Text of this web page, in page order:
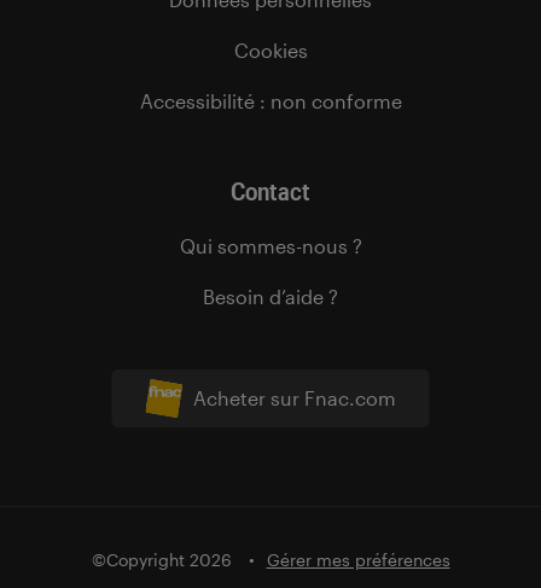
Acheter sur Fnac.com
Cookies
Accessibilité : non conforme
Contact
Qui sommes-nous ?
Besoin d’aide ?
©Copyright 2026 Gérer mes préférences